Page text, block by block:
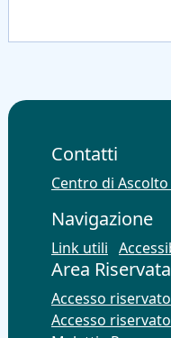
Contatti
Centro di
Navigazione
Link utili
Area Riservata
Accesso
Accesso